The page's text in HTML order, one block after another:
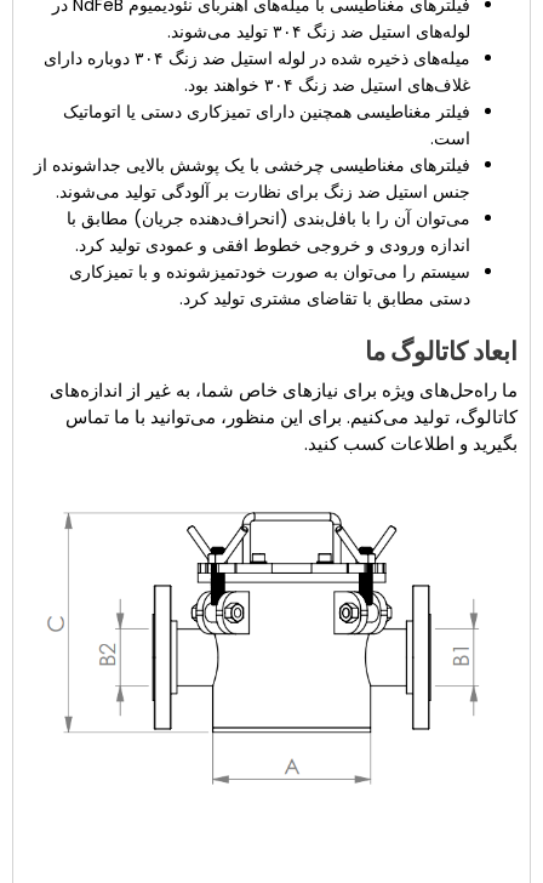
فیلترهای مغناطیسی با میله‌های آهنربای نئودیمیوم NdFeB در
لوله‌های استیل ضد زنگ ۳۰۴ تولید می‌شوند.
میله‌های ذخیره شده در لوله استیل ضد زنگ ۳۰۴ دوباره دارای
غلاف‌های استیل ضد زنگ ۳۰۴ خواهند بود.
فیلتر مغناطیسی همچنین دارای تمیزکاری دستی یا اتوماتیک
است.
فیلترهای مغناطیسی چرخشی با یک پوشش بالایی جداشونده از
جنس استیل ضد زنگ برای نظارت بر آلودگی تولید می‌شوند.
می‌توان آن را با بافل‌بندی (انحراف‌دهنده جریان) مطابق با
اندازه ورودی و خروجی خطوط افقی و عمودی تولید کرد.
سیستم را می‌توان به صورت خودتمیزشونده و با تمیزکاری
دستی مطابق با تقاضای مشتری تولید کرد.
ابعاد کاتالوگ ما
ما راه‌حل‌های ویژه برای نیازهای خاص شما، به غیر از اندازه‌های
کاتالوگ، تولید می‌کنیم. برای این منظور، می‌توانید با ما تماس
بگیرید و اطلاعات کسب کنید.